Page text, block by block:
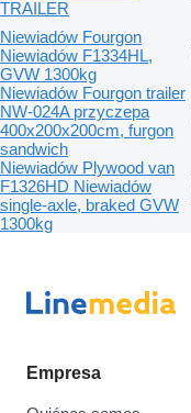
TRAILER
Niewiadów Fourgon
Niewiadów F1334HL,
GVW 1300kg
Niewiadów Fourgon trailer
NW-024A przyczepa
400x200x200cm, furgon
sandwich
Niewiadów Plywood van
F1326HD Niewiadów
single-axle, braked GVW
1300kg
Empresa